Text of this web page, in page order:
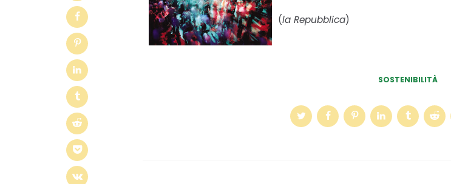
(la Repubblica)
SOSTENIBILITÀ